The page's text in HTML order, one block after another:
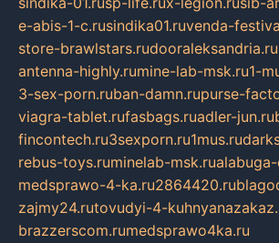
e-abis-1-c.rusindika01.ruvenda-
store-brawlstars.rudooraleksandria.ru
antenna-highly.rumine-lab-msk.ru1-
3-sex-porn.ruban-damn.rupurse-
viagra-tablet.rufasbags.ruadler-jun.ru
fincontech.ru3sexporn.ru1mus.ru
rebus-toys.ruminelab-msk.ru
medsprawo-4-ka.ru2864420.ru
zajmy24.rutovudyi-4-
brazzerscom.rumedsprawo4ka.ru